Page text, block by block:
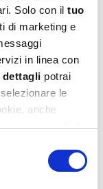
Solo con il tuo
di marketing e
in linea con
dettagli potrai
le
anche
omogenee. Nel
maggiori
verificare e
Qualunque